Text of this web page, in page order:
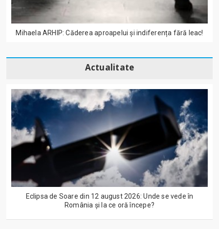
Mihaela ARHIP: Căderea aproapelui și indiferența fără leac!
Actualitate
Eclipsa de Soare din 12 august 2026: Unde se vede în
România și la ce oră începe?